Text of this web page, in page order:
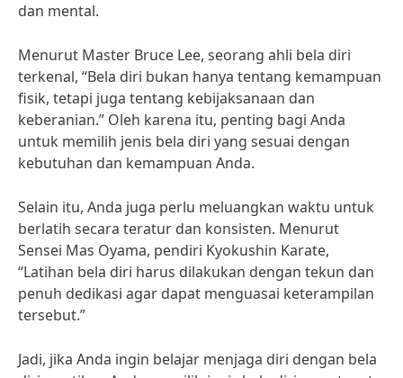
dan mental.
Menurut Master Bruce Lee, seorang ahli bela diri
terkenal, “Bela diri bukan hanya tentang kemampuan
fisik, tetapi juga tentang kebijaksanaan dan
keberanian.” Oleh karena itu, penting bagi Anda
untuk memilih jenis bela diri yang sesuai dengan
kebutuhan dan kemampuan Anda.
Selain itu, Anda juga perlu meluangkan waktu untuk
berlatih secara teratur dan konsisten. Menurut
Sensei Mas Oyama, pendiri Kyokushin Karate,
“Latihan bela diri harus dilakukan dengan tekun dan
penuh dedikasi agar dapat menguasai keterampilan
tersebut.”
Jadi, jika Anda ingin belajar menjaga diri dengan bela